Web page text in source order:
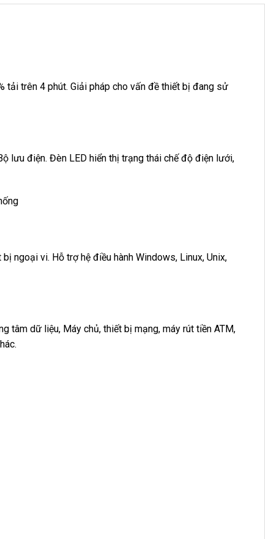
tải trên 4 phút. Giải pháp cho vấn đề thiết bị đang sử
lưu điện. Đèn LED hiển thị trạng thái chế độ điện lưới,
ngoại vi. Hỗ trợ hệ điều hành Windows, Linux, Unix,
tâm dữ liệu, Máy chủ, thiết bị mạng, máy rút tiền ATM,